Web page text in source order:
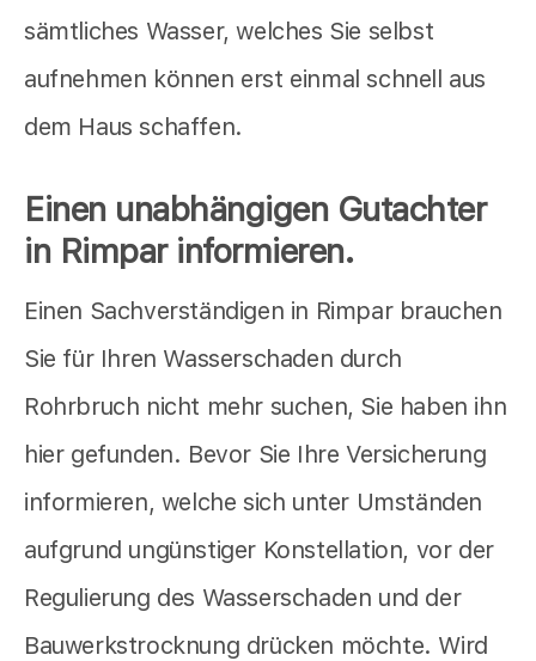
sämtliches Wasser, welches Sie selbst
aufnehmen können erst einmal schnell aus
dem Haus schaffen.
Einen unabhängigen Gutachter
in Rimpar informieren.
Einen Sachverständigen in Rimpar brauchen
Sie für Ihren Wasserschaden durch
Rohrbruch nicht mehr suchen, Sie haben ihn
hier gefunden. Bevor Sie Ihre Versicherung
informieren, welche sich unter Umständen
aufgrund ungünstiger Konstellation, vor der
Regulierung des Wasserschaden und der
Bauwerkstrocknung drücken möchte. Wird